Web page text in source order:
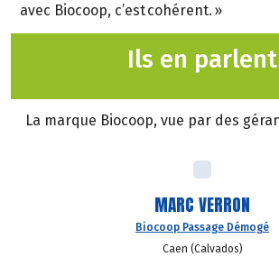
avec Biocoop, c’est cohérent. »
Ils en parlent
La marque Biocoop, vue par des
MARC VERRON
Biocoop Passage Démogé
Caen (Calvados)